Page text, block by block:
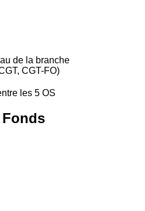
de la branche
CGT-FO)
les 5 OS